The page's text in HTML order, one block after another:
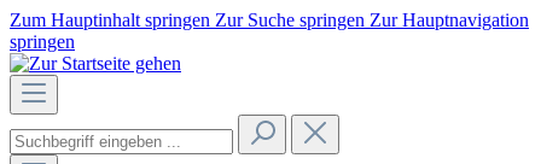
Zum Hauptinhalt springen Zur Suche springen Zur Hauptnavigation
springen